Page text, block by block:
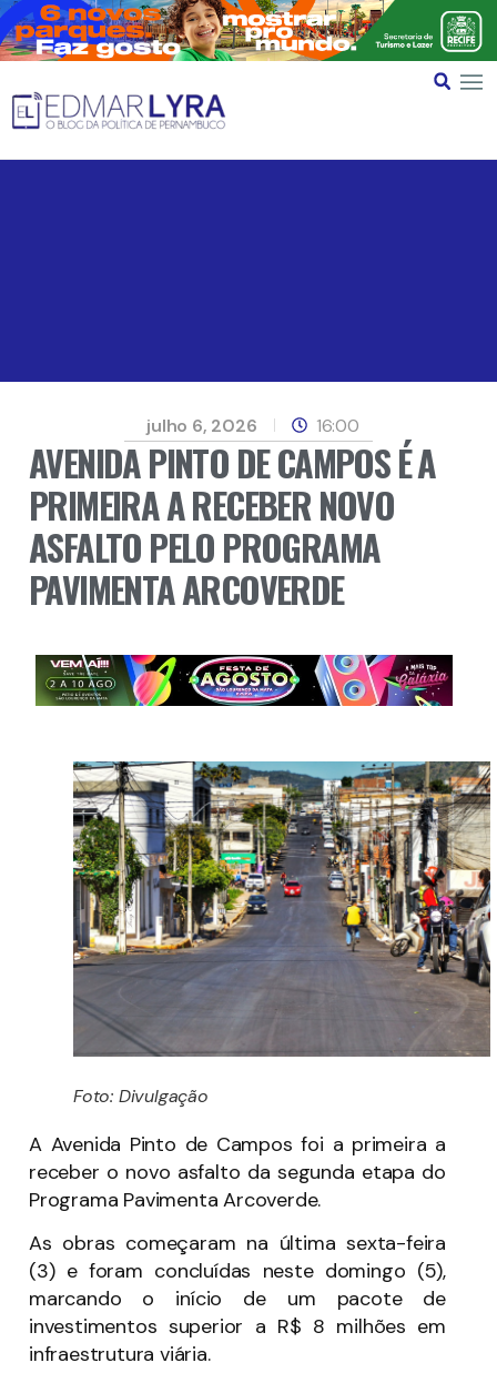
julho 6, 2026 16:00
AVENIDA PINTO DE CAMPOS É A
PRIMEIRA A RECEBER NOVO
ASFALTO PELO PROGRAMA
PAVIMENTA ARCOVERDE
Foto: Divulgação
A Avenida Pinto de Campos foi a primeira a
receber o novo asfalto da segunda etapa do
Programa Pavimenta Arcoverde.
As obras começaram na última sexta-feira
(3) e foram concluídas neste domingo (5),
marcando o início de um pacote de
investimentos superior a R$ 8 milhões em
infraestrutura viária.